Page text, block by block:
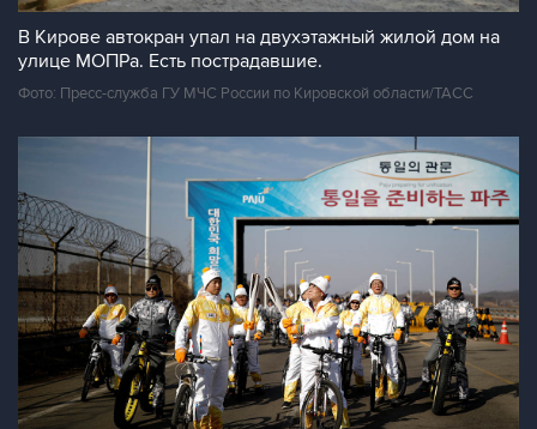
В Кирове автокран упал на двухэтажный жилой дом на
улице МОПРа. Есть пострадавшие.
Фото: Пресс-служба ГУ МЧС России по Кировской области/ТАСС